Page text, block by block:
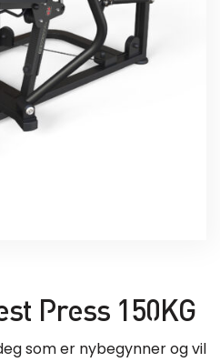
Press 150KG
som er nybegynner og vil